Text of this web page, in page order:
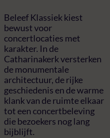
Beleef Klassiek kiest
bewust voor
concertlocaties met
karakter. In de
Catharinakerk versterken
de monumentale
architectuur, de rijke
geschiedenis en de warme
klank van de ruimte elkaar
tot een concertbeleving
die bezoekers nog lang
bijblijft.